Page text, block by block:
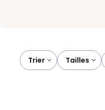
Trier tailles